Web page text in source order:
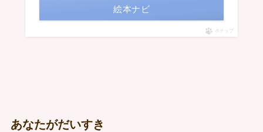
絵本ナビ
ポチップ
あなたがだいすき